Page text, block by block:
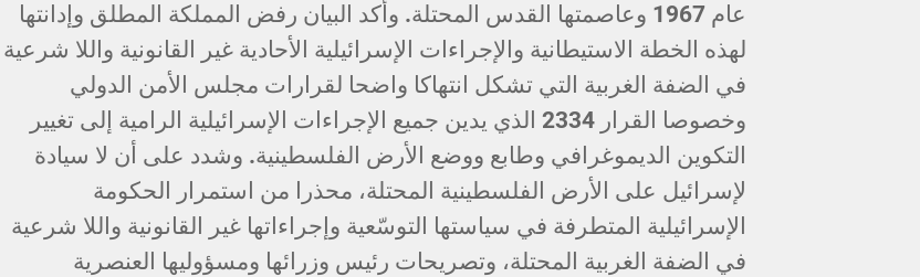
عام 1967 وعاصمتها القدس المحتلة. وأكد البيان رفض المملكة المطلق وإدانتها
لهذه الخطة الاستيطانية والإجراءات الإسرائيلية الأحادية غير القانونية واللا شرعية
في الضفة الغربية التي تشكل انتهاكا واضحا لقرارات مجلس الأمن الدولي
وخصوصا القرار 2334 الذي يدين جميع الإجراءات الإسرائيلية الرامية إلى تغيير
التكوين الديموغرافي وطابع ووضع الأرض الفلسطينية. وشدد على أن لا سيادة
لإسرائيل على الأرض الفلسطينية المحتلة، محذرا من استمرار الحكومة
الإسرائيلية المتطرفة في سياستها التوسّعية وإجراءاتها غير القانونية واللا شرعية
في الضفة الغربية المحتلة، وتصريحات رئيس وزرائها ومسؤوليها العنصرية